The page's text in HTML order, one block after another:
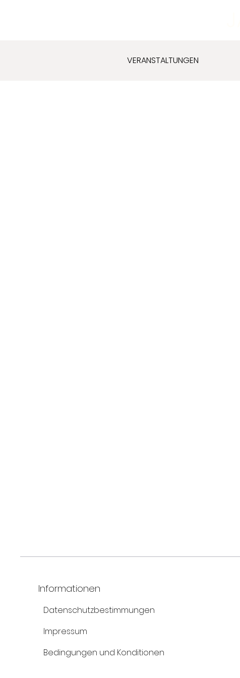
VERANSTALTUNGEN
Informationen
Datenschutzbestimmungen
Impressum
Bedingungen und Konditionen